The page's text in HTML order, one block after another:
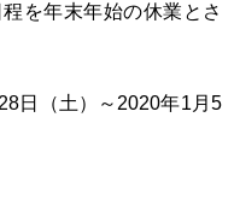
を年末年始の休業とさ
日（土）～2020年1月5